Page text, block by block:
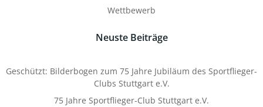
Wettbewerb
Neuste Beiträge
Geschützt: Bilderbogen zum 75 Jahre Jubiläum des Sportflieger-
Clubs Stuttgart e.V.
75 Jahre Sportflieger-Club Stuttgart e.V.